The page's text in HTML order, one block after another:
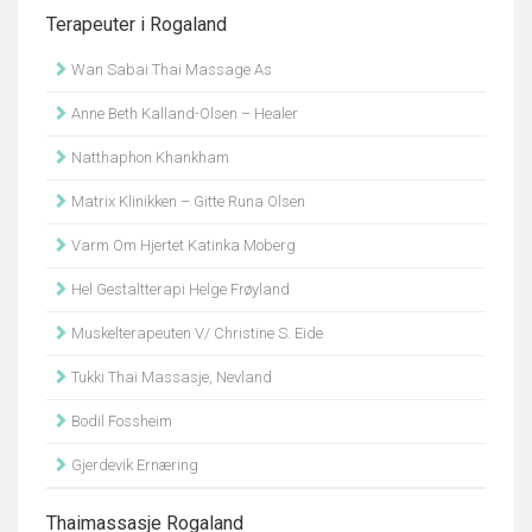
Terapeuter i Rogaland
Wan Sabai Thai Massage As
Anne Beth Kalland-Olsen – Healer
Natthaphon Khankham
Matrix Klinikken – Gitte Runa Olsen
Varm Om Hjertet Katinka Moberg
Hel Gestaltterapi Helge Frøyland
Muskelterapeuten V/ Christine S. Eide
Tukki Thai Massasje, Nevland
Bodil Fossheim
Gjerdevik Ernæring
Thaimassasje Rogaland